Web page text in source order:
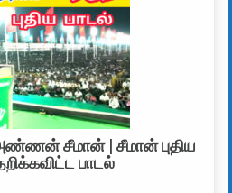
அண்ணன் சீமான் | சீமான் புதிய
பாடல்